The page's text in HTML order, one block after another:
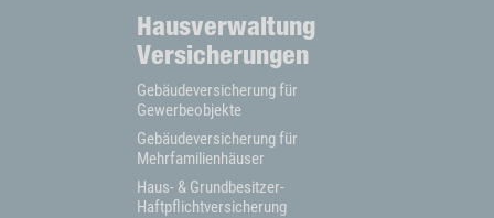
Hausverwaltung
Versicherungen
Gebäudeversicherung für
Gewerbeobjekte
Gebäudeversicherung für
Mehrfamilienhäuser
Haus- & Grundbesitzer-
Haftpflichtversicherung